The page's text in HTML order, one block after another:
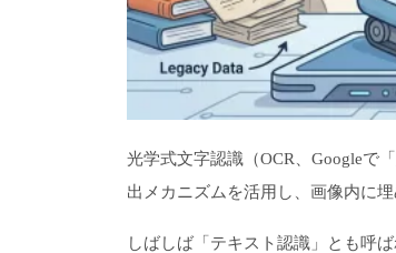
光学式文字認識（OCR、Googleで「
出メカニズムを活用し、画像内に
しばしば「テキスト認識」とも呼